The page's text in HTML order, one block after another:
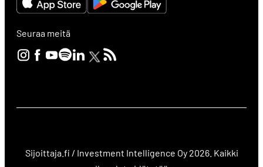
Seuraa meitä
Sijoittaja.fi / Investment Intelligence Oy 2026. Kaikki